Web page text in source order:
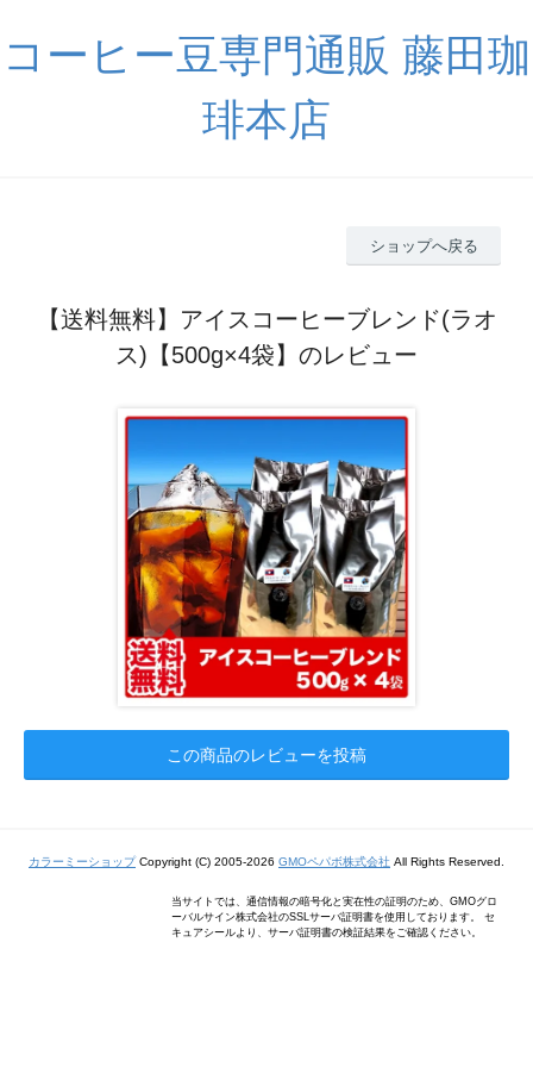
コーヒー豆専門通販 藤田珈
琲本店
ショップへ戻る
【送料無料】アイスコーヒーブレンド(ラオ
ス)【500g×4袋】のレビュー
この商品のレビューを投稿
カラーミーショップCopyright (C) 2005-2026 GMOペパボ株式会社 All Rights Reserved.
当サイトでは、通信情報の暗号化と実在性の証明のため、GMOグロ
ーバルサイン株式会社のSSLサーバ証明書を使用しております。 セ
キュアシールより、サーバ証明書の検証結果をご確認ください。